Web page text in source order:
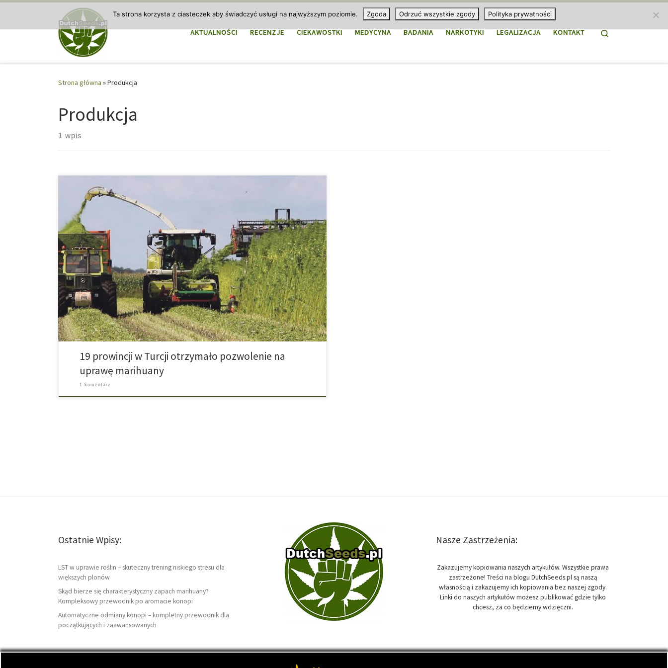
Przejdź do treści
AKTUALNOŚCI RECENZJE CIEKAWOSTKI MEDYCYNA BADANIA NARKOTYKI LEGALIZACJA KONTAKT Search
Strona główna »Produkcja
Produkcja
1 wpis
Krok potwierdzony przez Ministerstwo Rolnictwa Aby zakończyć nielegalną produkcję
cannabisu w Turcji niespodziewanie uprawomocniono przestarzały projekt zmiany. 19
prowincji w Turcji otrzymało dzięki temu pozwolenie na uprawę konopi indyjskich.
Decyzja ta została ogłoszona przez tureckiego Ministra Żywności, Rolnictwa i Hodowli
Zwierząt i przewiduje także produkcję marihuany do celów medycznych i […]
19 prowincji w Turcji otrzymało pozwolenie na
uprawę marihuany
1 komentarz
Ostatnie Wpisy:
LST w uprawie roślin – skuteczny trening niskiego stresu dla
większych plonów
Skąd bierze się charakterystyczny zapach marihuany?
Kompleksowy przewodnik po aromacie konopi
Automatyczne odmiany konopi – kompletny przewodnik dla
początkujących i zaawansowanych
Nasze Zastrzeżenia:
Zakazujemy kopiowania naszych artykułów. Wszystkie prawa
zastrzeżone! Treści na blogu DutchSeeds.pl są naszą
własnością i zakazujemy ich kopiowania bez naszej zgody.
Linki do naszych artykułów możesz publikować gdzie tylko
chcesz, za co będziemy wdzięczni.
Ta strona korzysta z ciasteczek aby świadczyć usługi na najwyższym poziomie. Zgoda Odrzuć wszystkie zgody Polityka prywatności